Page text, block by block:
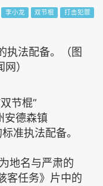
李小龙 双节棍 打击犯罪
执法配备。（图
）
节棍”
安德森镇
准执法配备。
地名与严肃的
客任务》片中的